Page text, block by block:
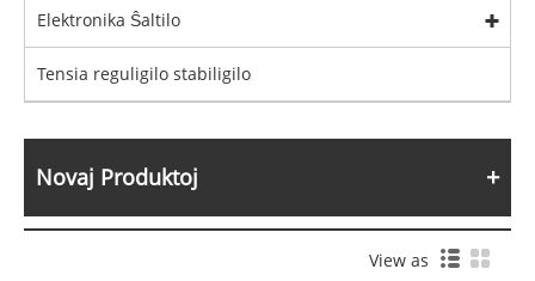
Elektronika Ŝaltilo
Tensia reguligilo stabiligilo
Novaj Produktoj
View as